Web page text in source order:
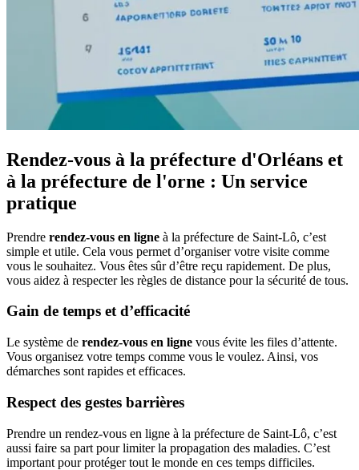
Rendez-vous à la préfecture d'Orléans et
à la préfecture de l'orne : Un service
pratique
Prendre rendez-vous en ligne à la préfecture de Saint-Lô, c’est
simple et utile. Cela vous permet d’organiser votre visite comme
vous le souhaitez. Vous êtes sûr d’être reçu rapidement. De plus,
vous aidez à respecter les règles de distance pour la sécurité de tous.
Gain de temps et d’efficacité
Le système de rendez-vous en ligne vous évite les files d’attente.
Vous organisez votre temps comme vous le voulez. Ainsi, vos
démarches sont rapides et efficaces.
Respect des gestes barrières
Prendre un rendez-vous en ligne à la préfecture de Saint-Lô, c’est
aussi faire sa part pour limiter la propagation des maladies. C’est
important pour protéger tout le monde en ces temps difficiles.